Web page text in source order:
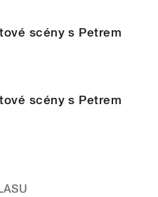
scény s Petrem
scény s Petrem